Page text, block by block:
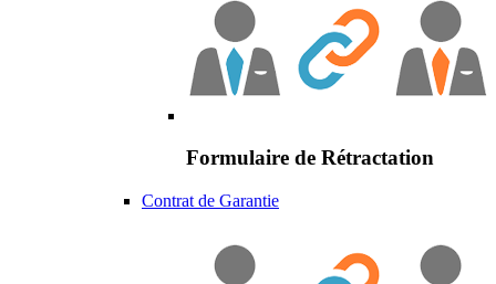
Formulaire de Rétractation
Contrat de Garantie